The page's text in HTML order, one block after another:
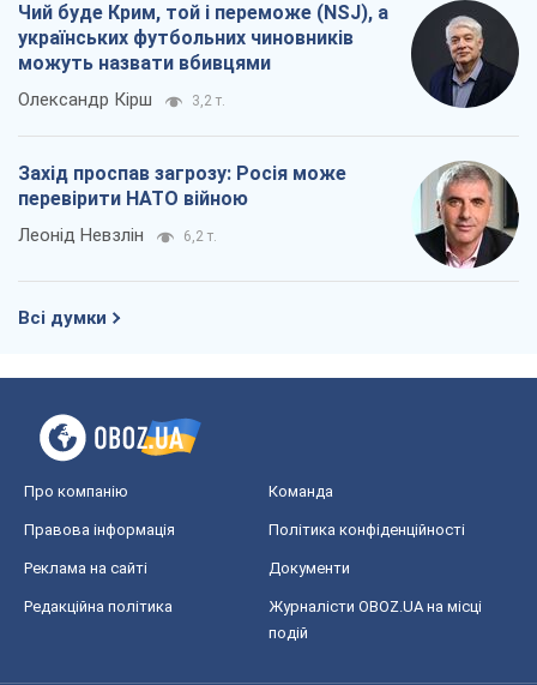
Чий буде Крим, той і переможе (NSJ), а
українських футбольних чиновників
можуть назвати вбивцями
Олександр Кірш 3,2 т.
Захід проспав загрозу: Росія може
перевірити НАТО війною
Леонід Невзлін 6,2 т.
Всі думки
Про компанію Команда
Правова інформація Політика конфіденційності
Реклама на сайті Документи
Редакційна політика
Журналісти OBOZ.UA на місці
подій